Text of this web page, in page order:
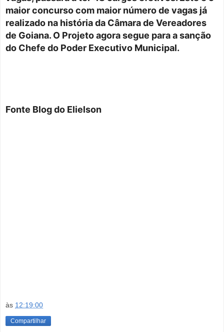
maior concurso com maior número de vagas já
realizado na história da Câmara de Vereadores
de Goiana. O Projeto agora segue para a sanção
do Chefe do Poder Executivo Municipal.
Fonte Blog do Elielson
às 12:19:00
Compartilhar